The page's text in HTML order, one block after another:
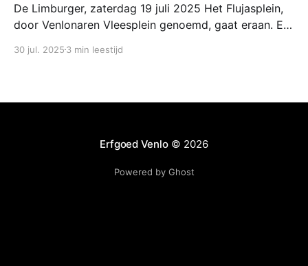
De Limburger, zaterdag 19 juli 2025 Het Flujasplein,
door Venlonaren Vleesplein genoemd, gaat eraan. Er
bibliotheek, een hotel. woningen en horeca.
Venlo, Jos Bouten 'Ontvangstkamer, poortfunctie,
30 jul. 2025 3 min leestijd
Erfgoed Venlo© 2026
Powered by Ghost